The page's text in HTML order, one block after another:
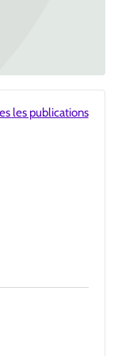
les publications